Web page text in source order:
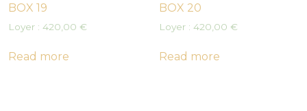
BOX 19
Loyer : 420,00 €
Read more
BOX 20
Loyer :420,00€
Read more